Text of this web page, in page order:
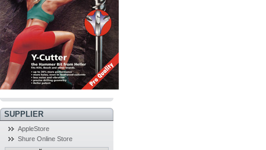
SUPPLIER
AppleStore
Shure Online Store